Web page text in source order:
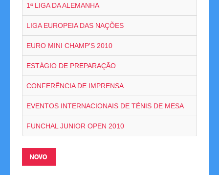
Competições
Campeonatos Regionais
Camp. Nacionais de Equipas
Taça da Madeira
Impressos
Arbitragem
Compilação de Resultados
1ª LIGA DA ALEMANHA
LIGA EUROPEIA DAS NAÇÕES
EURO MINI CHAMP'S 2010
ESTÁGIO DE PREPARAÇÃO
CONFERÊNCIA DE IMPRENSA
EVENTOS INTERNACIONAIS DE TÉNIS DE MESA
FUNCHAL JUNIOR OPEN 2010
NOVO